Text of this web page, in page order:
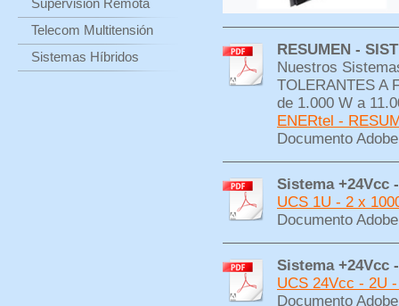
Supervisión Remota
Telecom Multitensión
Sistemas Híbridos
RESUMEN -
Nuestros
TOLERANTES A
de 1.000 W a
ENERtel -
Documento
Sistema +24Vcc
UCS 1U - 2 x
Documento
Sistema +24Vcc
UCS 24Vcc - 2U
Documento